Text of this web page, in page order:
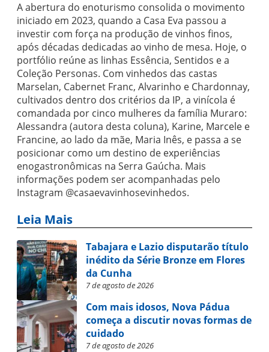
A abertura do enoturismo consolida o movimento
iniciado em 2023, quando a Casa Eva passou a
investir com força na produção de vinhos finos,
após décadas dedicadas ao vinho de mesa. Hoje, o
portfólio reúne as linhas Essência, Sentidos e a
Coleção Personas. Com vinhedos das castas
Marselan, Cabernet Franc, Alvarinho e Chardonnay,
cultivados dentro dos critérios da IP, a vinícola é
comandada por cinco mulheres da família Muraro:
Alessandra (autora desta coluna), Karine, Marcele e
Francine, ao lado da mãe, Maria Inês, e passa a se
posicionar como um destino de experiências
enogastronômicas na Serra Gaúcha. Mais
informações podem ser acompanhadas pelo
Instagram @casaevavinhosevinhedos.
Leia Mais
Tabajara e Lazio disputarão título
inédito da Série Bronze em Flores
da Cunha
7 de agosto de 2026
Com mais idosos, Nova Pádua
começa a discutir novas formas de
cuidado
7 de agosto de 2026